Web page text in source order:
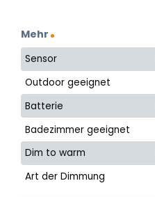
Mehr
Sensor
Outdoor geeignet
Batterie
Badezimmer geeignet
Dim to warm
Art der Dimmung